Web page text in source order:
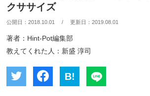
クササイズ
公開日：2018.10.01 / 更新日：2019.08.01
著者：Hint-Pot編集部
教えてくれた人：新盛 淳司
B!